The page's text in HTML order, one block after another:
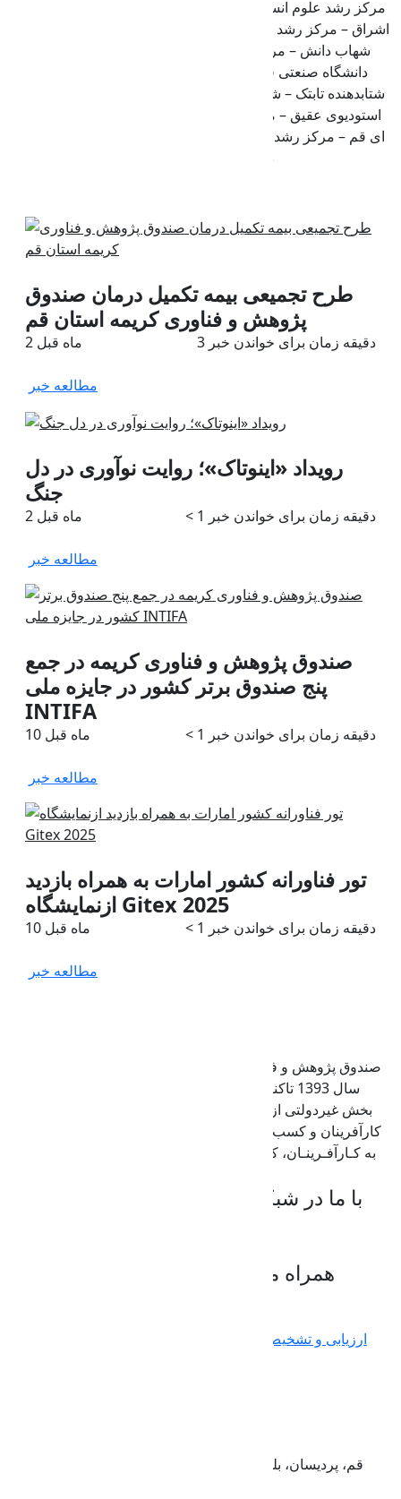
مرکز رشد علوم انسانی و اسلامی – مرکز ملی نوآوری و خلاقیت
اشراق – مرکز رشد و نوآوری حوزه علمیه – مرکز نوآوری دانشگاه
شهاب دانش – مرکز نوآوری جهاد دانشگاهی – مرکز نوآوری
دانشگاه صنعتی قم – شتابدهنده مبتدا – شتابدهنده خشت –
شتابدهنده تابتک – شتابدهنده آراد – شتابدهنده صدران – استارتاپ
استودیوی عقیق – مرکز خلاقیت و نوآوری دانشگاه فنی و حرفه
ای قم – مرکز رشد جامع پارک علم و فناوری قم – مرکز نوآوری
دانشگاه حضرت معصومه
طرح تجمیعی بیمه تکمیل درمان صندوق
پژوهش و فناوری کریمه استان قم
2 ماه قبل 3 دقیقه زمان برای خواندن خبر
مطالعه خبر
رویداد «اینوتاک»؛ روایت نوآوری در دل
جنگ
2 ماه قبل < 1 دقیقه زمان برای خواندن خبر
مطالعه خبر
صندوق پژوهش و فناوری کریمه در جمع
پنج صندوق برتر کشور در جایزه ملی
INTIFA
10 ماه قبل < 1 دقیقه زمان برای خواندن خبر
مطالعه خبر
تور فناورانه کشور امارات به همراه بازدید
ازنمایشگاه Gitex 2025
10 ماه قبل < 1 دقیقه زمان برای خواندن خبر
مطالعه خبر
صندوق پژوهش و فناوری غیردولتی کریمه استان قم از بهمن ماه
سال 1393 تاکنون در زمینه‌های مشارکت و سرمایه‌گذاری در
بخش غیردولتی از فعالیت‌های پژوهشی، کـاربردی، و توسـعه‌ای
کارآفرینان و کسب و کارها حمایت نموده و انواع خـدمات مالی را
به کـارآفـرینـان، کسب و کارهای فناور، نوآور و دانش بنیان ارائه
با ما در شبکه‌های اجتماعی در ارتباط باشید
قم، پردیسان، بلوار دانشگاه، بلوار مولوی، پارک علم و فناوری
همراه ما باشید
ارزیابی و تشخیص صلاحیت